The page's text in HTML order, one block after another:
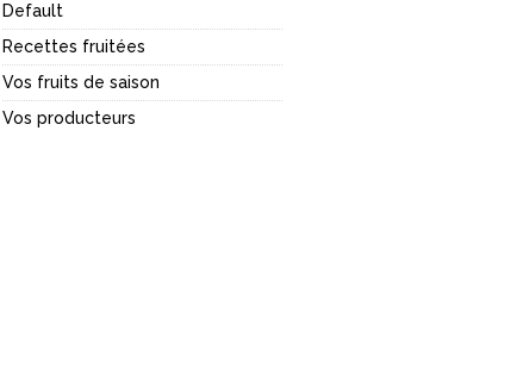
Default
Recettes fruitées
Vos fruits de saison
Vos producteurs